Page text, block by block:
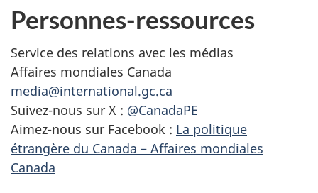
Personnes-ressources
Service des relations avec les médias
Affaires mondiales Canada
media@international.gc.ca
Suivez-nous sur X : @CanadaPE
Aimez-nous sur Facebook : La politique
étrangère du Canada – Affaires mondiales
Canada